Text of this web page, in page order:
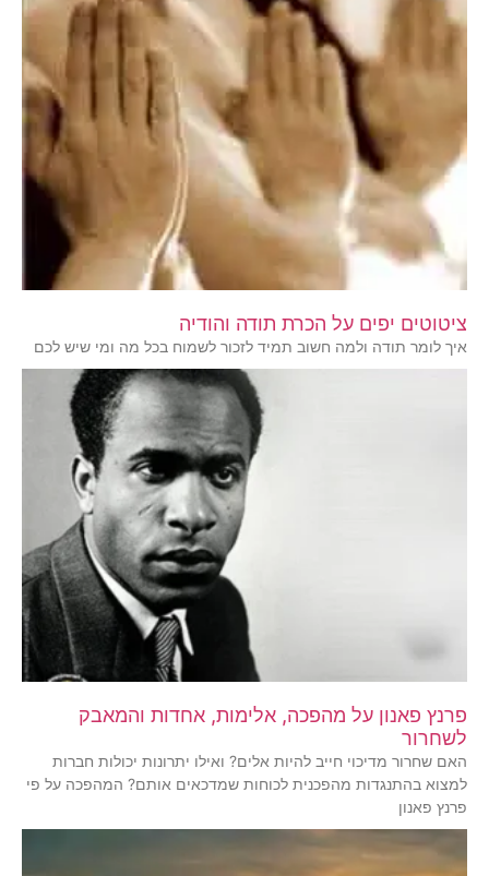
ציטוטים יפים על הכרת תודה והודיה
איך לומר תודה ולמה חשוב תמיד לזכור לשמוח בכל מה ומי שיש לכם
פרנץ פאנון על מהפכה, אלימות, אחדות והמאבק
לשחרור
האם שחרור מדיכוי חייב להיות אלים? ואילו יתרונות יכולות חברות
למצוא בהתנגדות מהפכנית לכוחות שמדכאים אותם? המהפכה על פי
פרנץ פאנון